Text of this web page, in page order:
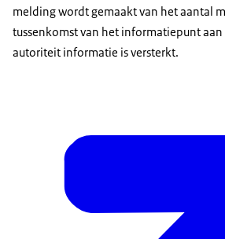
melding wordt gemaakt van het aantal
tussenkomst van het informatiepunt aan
autoriteit informatie is versterkt.